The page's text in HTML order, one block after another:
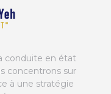
conduite en état
concentrons sur
à une stratégie